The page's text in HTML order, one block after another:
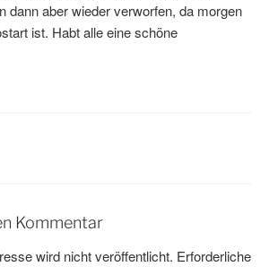
dann aber wieder verworfen, da morgen
ist. Habt alle eine schöne
Kommentar
wird nicht veröffentlicht. Erforderliche